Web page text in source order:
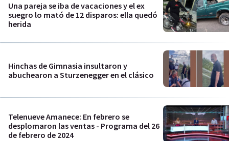
Una pareja se iba de vacaciones y el ex
suegro lo mató de 12 disparos: ella quedó
herida
Hinchas de Gimnasia insultaron y
abuchearon a Sturzenegger en el clásico
Telenueve Amanece: En febrero se
desplomaron las ventas - Programa del 26
de febrero de 2024